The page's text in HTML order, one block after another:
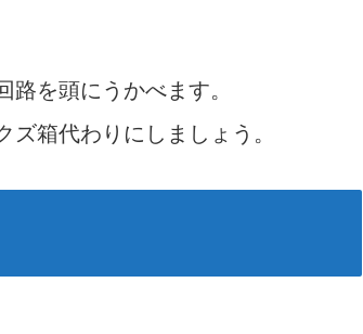
を頭にうかべます。
箱代わりにしましょう。